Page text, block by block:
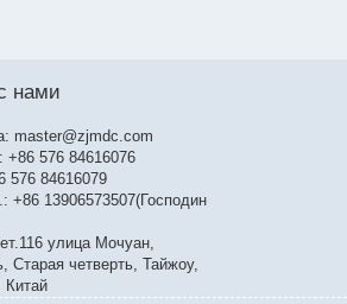
нами
master@zjmdc.com
+86 576 84616076
576 84616079
+86 13906573507(Господин
улица Мочуан,
Старая четверть, Тайжоу,
Китай